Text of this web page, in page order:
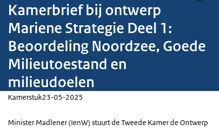
Kamerbrief bij ontwerp
Mariene Strategie Deel 1:
Beoordeling Noordzee, Goede
Milieutoestand en
milieudoelen
Kamerstuk23-05-2025
Minister Madlener (IenW) stuurt de Tweede Kamer de Ontwerp